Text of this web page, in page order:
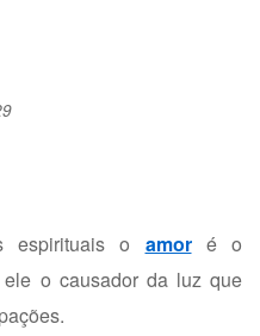
espirituais o amoré o
o causador da luz que